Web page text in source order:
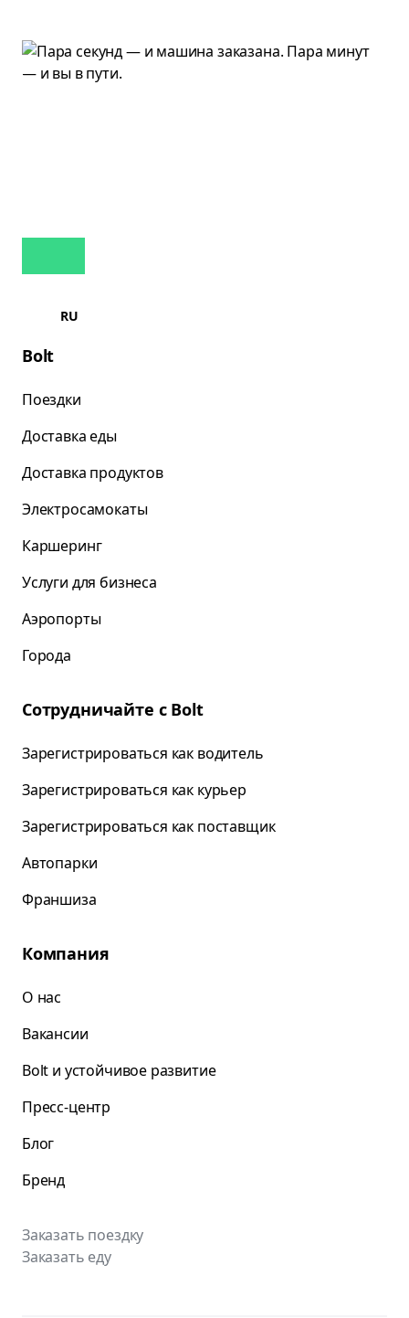
RU
Bolt
Поездки
Доставка еды
Доставка продуктов
Электросамокаты
Каршеринг
Услуги для бизнеса
Аэропорты
Города
Сотрудничайте с Bolt
Зарегистрироваться как водитель
Зарегистрироваться как курьер
Зарегистрироваться как поставщик
Автопарки
Франшиза
Компания
О нас
Вакансии
Bolt и устойчивое развитие
Пресс-центр
Блог
Бренд
Заказать поездку
Заказать еду